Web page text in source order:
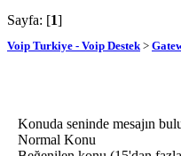
Sayfa: [1]
Voip Turkiye - Voip Destek>
Konuda seninde mesajın
Normal Konu